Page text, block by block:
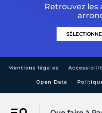
Retrouvez les
Mentions légales
Open Data